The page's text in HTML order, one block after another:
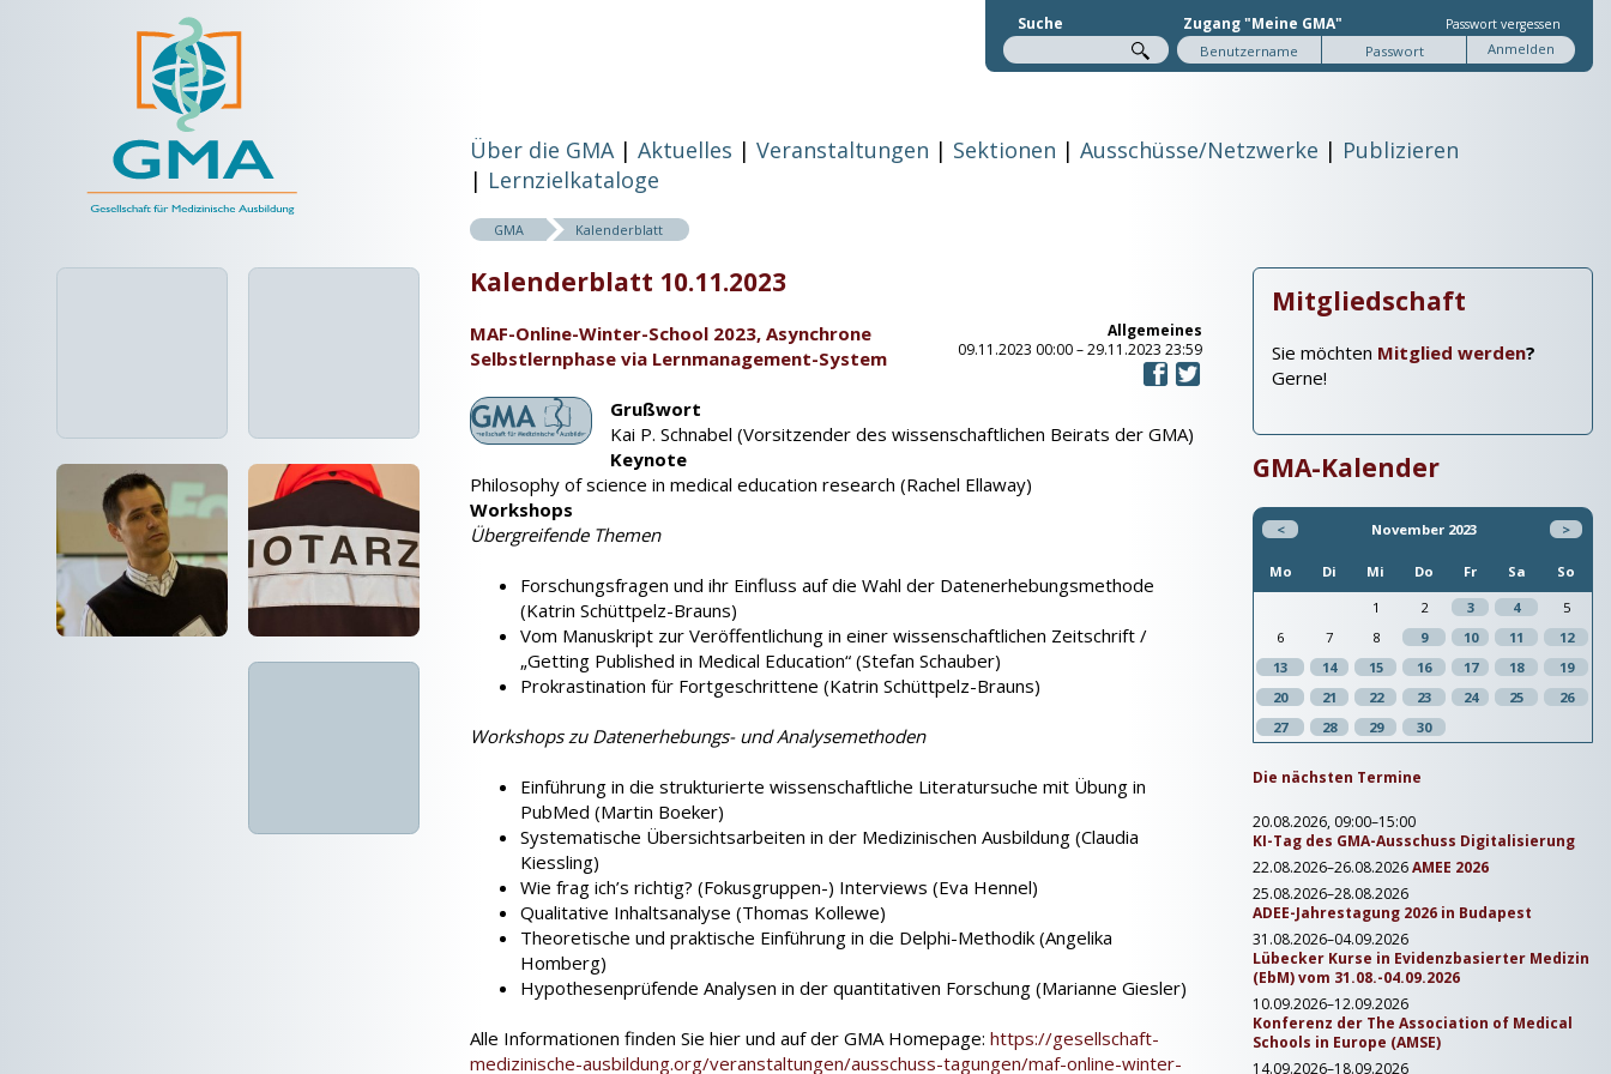
Suche Zugang "Meine GMA" Passwort vergessen
Über die GMA Aktuelles Veranstaltungen Sektionen Ausschüsse/Netzwerke
Publizieren
Lernzielkataloge
GMA Kalenderblatt
Kalenderblatt 10.11.2023
Allgemeines
09.11.2023 00:00–29.11.2023 23:59
MAF-Online-Winter-School 2023, Asynchrone
Selbstlernphase via Lernmanagement-System
Grußwort
Kai P. Schnabel (Vorsitzender des wissenschaftlichen Beirats der GMA)
Keynote
Philosophy of science in medical education research (Rachel Ellaway)
Workshops
Übergreifende Themen
Forschungsfragen und ihr Einfluss auf die Wahl der Datenerhebungsmethode
(Katrin Schüttpelz-Brauns)
Vom Manuskript zur Veröffentlichung in einer wissenschaftlichen Zeitschrift /
„Getting Published in Medical Education“ (Stefan Schauber)
Prokrastination für Fortgeschrittene (Katrin Schüttpelz-Brauns)
Workshops zu Datenerhebungs- und Analysemethoden
Einführung in die strukturierte wissenschaftliche Literatursuche mit Übung in
PubMed (Martin Boeker)
Systematische Übersichtsarbeiten in der Medizinischen Ausbildung (Claudia
Kiessling)
Wie frag ich’s richtig? (Fokusgruppen-) Interviews (Eva Hennel)
Qualitative Inhaltsanalyse (Thomas Kollewe)
Theoretische und praktische Einführung in die Delphi-Methodik (Angelika
Homberg)
Hypothesenprüfende Analysen in der quantitativen Forschung (Marianne Giesler)
Alle Informationen finden Sie hier und auf der GMA Homepage:https://gesellschaft-
medizinische-ausbildung.org/veranstaltungen/ausschuss-tagungen/maf-online-winter-
Mitgliedschaft
Sie möchten Mitglied werden?
Gerne!
GMA-Kalender
< November 2023 >
Mo Di Mi Do Fr Sa
So
1
2 3 4
5
6
7 8 9 10 11
12
13
14 15 16 17 18
19
20
21 22 23 24 25
26
27
28 29 30
Die nächsten Termine
20.08.2026, 09:00–15:00
KI-Tag des GMA-Ausschuss Digitalisierung
22.08.2026–26.08.2026AMEE 2026
25.08.2026–28.08.2026
ADEE-Jahrestagung 2026 in Budapest
31.08.2026–04.09.2026
Lübecker Kurse in Evidenzbasierter Medizin
(EbM) vom 31.08.-04.09.2026
10.09.2026–12.09.2026
Konferenz der The Association of Medical
Schools in Europe (AMSE)
14.09.2026–18.09.2026